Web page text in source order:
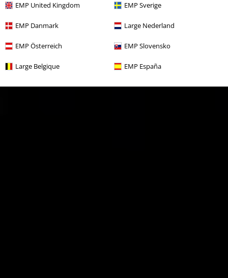
EMP United Kingdom EMP Sverige
EMP Danmark Large Nederland
EMP Österreich EMP Slovensko
Large Belgique EMP España